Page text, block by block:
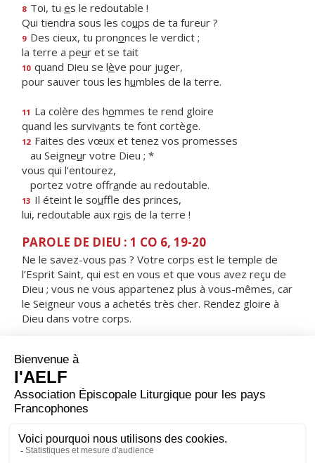
8 Toi, tu es le redoutable !
Qui tiendra sous les coups de ta fureur ?
9 Des cieux, tu prononces le verdict ;
la terre a peur et se tait
10 quand Dieu se lève pour juger,
pour sauver tous les humbles de la terre.
11 La colère des hommes te rend gloire
quand les survivants te font cortège.
12 Faites des vœux et tenez vos promesses
au Seigneur votre Dieu ; *
vous qui l’entourez,
portez votre offrande au redoutable.
13 Il éteint le souffle des princes,
lui, redoutable aux rois de la terre !
PAROLE DE DIEU : 1 CO 6, 19-20
Ne le savez-vous pas ? Votre corps est le temple de
l’Esprit Saint, qui est en vous et que vous avez reçu de
Dieu ; vous ne vous appartenez plus à vous-mêmes, car
le Seigneur vous a achetés très cher. Rendez gloire à
Dieu dans votre corps.
V/ Mon âme s'épuise à désirer les parvis du Seigneur ;
mon cœur et ma chair sont un cri vers le Dieu vivant !
ORAISON
et qu'elle nous accompagne toujours, pour nous rendre
attentifs à faire le bien sans relâche.